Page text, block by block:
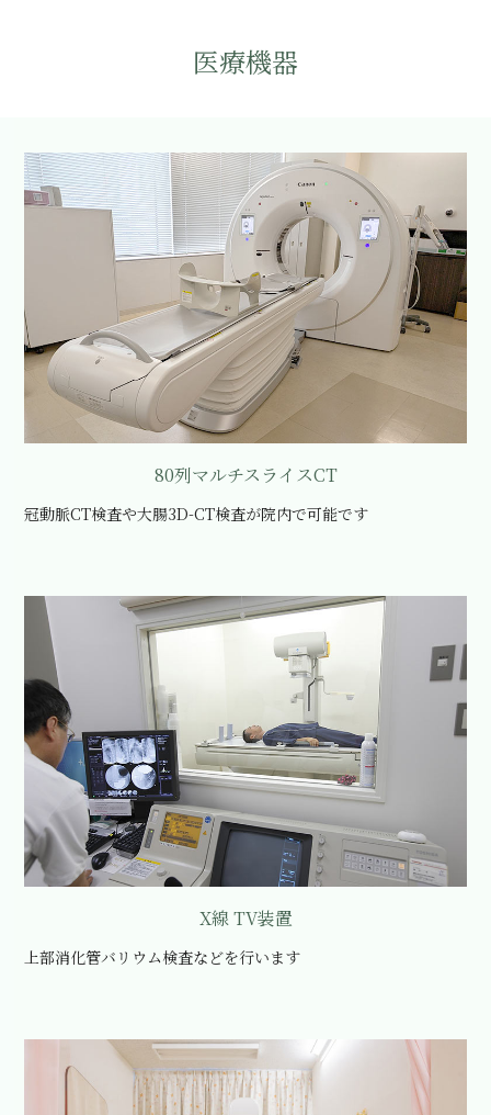
医療機器
80列マルチスライスCT
冠動脈CT検査や大腸3D-CT検査が院内で可能です
X線 TV装置
上部消化管バリウム検査などを行います